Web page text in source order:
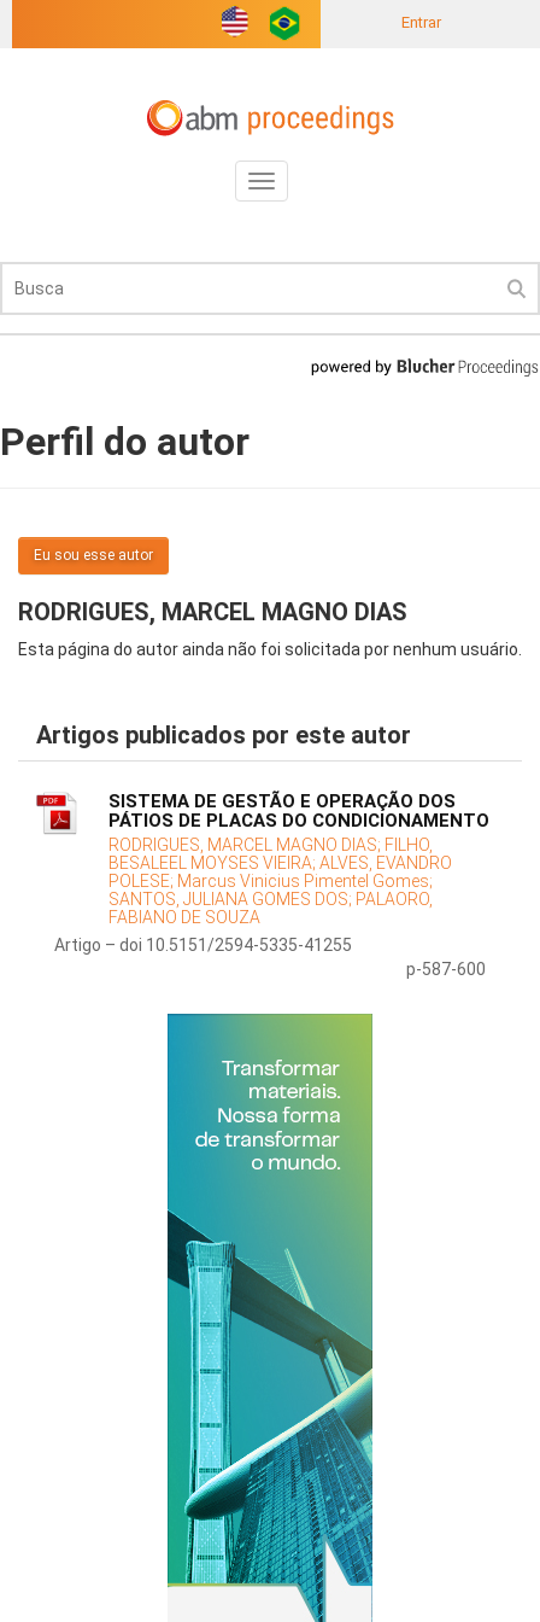
Entrar
Toggle
navigation
Perfil do autor
Eu sou esse autor
RODRIGUES, MARCEL MAGNO DIAS
Esta página do autor ainda não foi solicitada por nenhum usuário.
Artigos publicados por este autor
SISTEMA DE GESTÃO E OPERAÇÃO DOS
PÁTIOS DE PLACAS DO CONDICIONAMENTO
RODRIGUES, MARCEL MAGNO DIAS; FILHO,
BESALEEL MOYSES VIEIRA; ALVES, EVANDRO
POLESE; Marcus Vinicius Pimentel Gomes;
SANTOS, JULIANA GOMES DOS; PALAORO,
FABIANO DE SOUZA
Artigo – doi 10.5151/2594-5335-41255
p-587-600